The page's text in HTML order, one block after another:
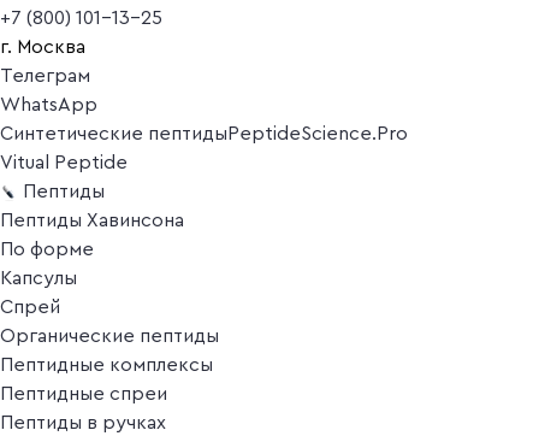
+7 (800) 101-13-25
г. Москва
Телеграм
WhatsApp
Синтетические пептиды PeptideScience.Pro
Vitual Peptide
Пептиды
Пептиды Хавинсона
По форме
Капсулы
Спрей
Органические пептиды
Пептидные комплексы
Пептидные спреи
Пептиды в ручках